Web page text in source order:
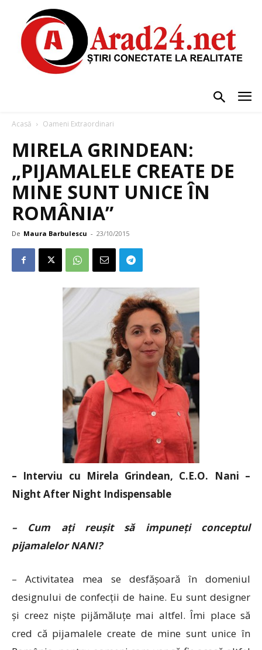
Acasă Oameni Extraordinari
MIRELA GRINDEAN:
„PIJAMALELE CREATE DE
MINE SUNT UNICE ÎN
ROMÂNIA”
De Maura Barbulescu - 23/10/2015
– Interviu cu Mirela Grindean, C.E.O. Nani –
Night After Night Indispensable
– Cum ați reușit să impuneți conceptul
pijamalelor NANI?
– Activitatea mea se desfășoară în domeniul
designului de confecții de haine. Eu sunt designer
și creez niște pijămăluțe mai altfel. Îmi place să
cred că pijamalele create de mine sunt unice în